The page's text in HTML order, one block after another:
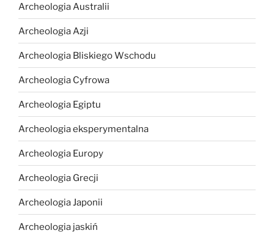
Archeologia Australii
Archeologia Azji
Archeologia Bliskiego Wschodu
Archeologia Cyfrowa
Archeologia Egiptu
Archeologia eksperymentalna
Archeologia Europy
Archeologia Grecji
Archeologia Japonii
Archeologia jaskiń